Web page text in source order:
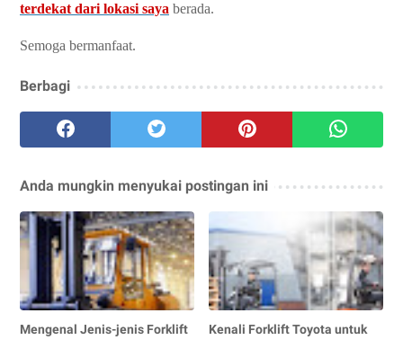
terdekat dari lokasi saya berada.
Semoga bermanfaat.
Berbagi
Anda mungkin menyukai postingan ini
Mengenal Jenis-jenis Forklift
Kenali Forklift Toyota untuk